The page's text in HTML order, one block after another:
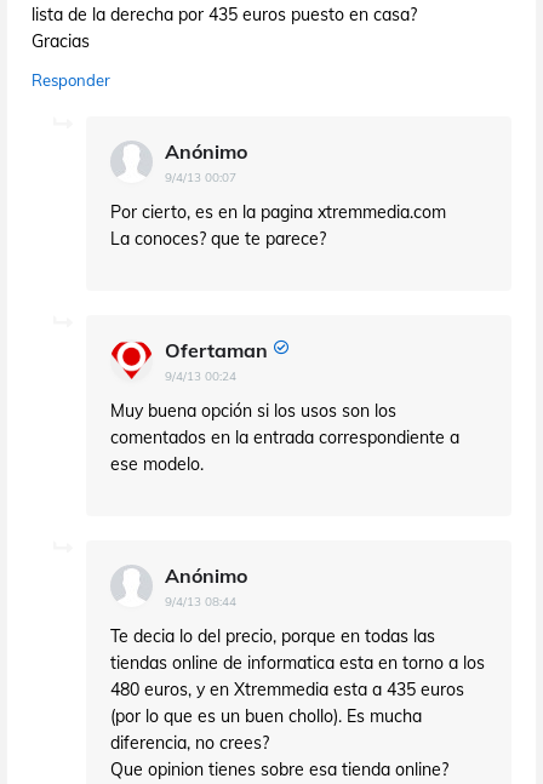
lista de la derecha por 435 euros puesto en casa?
Gracias
Responder
Anónimo
9/4/13 00:07
Por cierto, es en la pagina xtremmedia.com
La conoces? que te parece?
Ofertaman
9/4/13 00:24
Muy buena opción si los usos son los
comentados en la entrada correspondiente a
ese modelo.
Anónimo
9/4/13 08:44
Te decia lo del precio, porque en todas las
tiendas online de informatica esta en torno a los
480 euros, y en Xtremmedia esta a 435 euros
(por lo que es un buen chollo). Es mucha
diferencia, no crees?
Que opinion tienes sobre esa tienda online?